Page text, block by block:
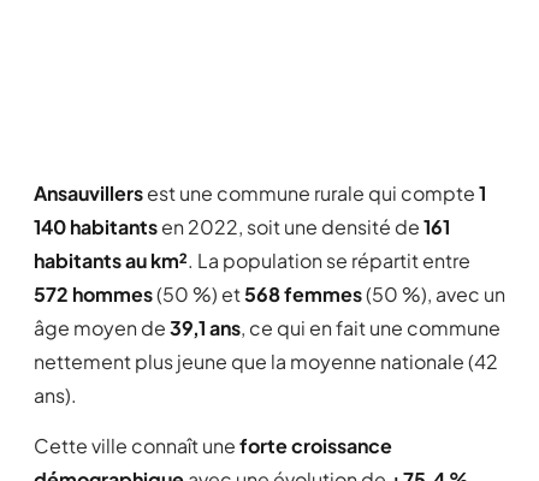
Ansauvillersest une commune rurale qui compte1
140 habitantsen 2022, soit une densité de161
habitants au km². La population se répartit entre
572 hommes(50 %) et568 femmes(50 %), avec un
âge moyen de39,1 ans, ce qui en fait une commune
nettement plus jeune que la moyenne nationale (42
ans).
Cette ville connaît uneforte croissance